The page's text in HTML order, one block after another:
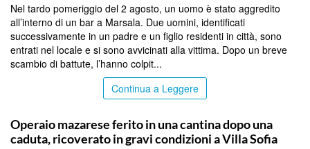
Nel tardo pomeriggio del 2 agosto, un uomo è stato aggredito
all’interno di un bar a Marsala. Due uomini, identificati
successivamente in un padre e un figlio residenti in città, sono
entrati nel locale e si sono avvicinati alla vittima. Dopo un breve
scambio di battute, l’hanno colpit...
Continua a Leggere
Operaio mazarese ferito in una cantina dopo una
caduta, ricoverato in gravi condizioni a Villa Sofia